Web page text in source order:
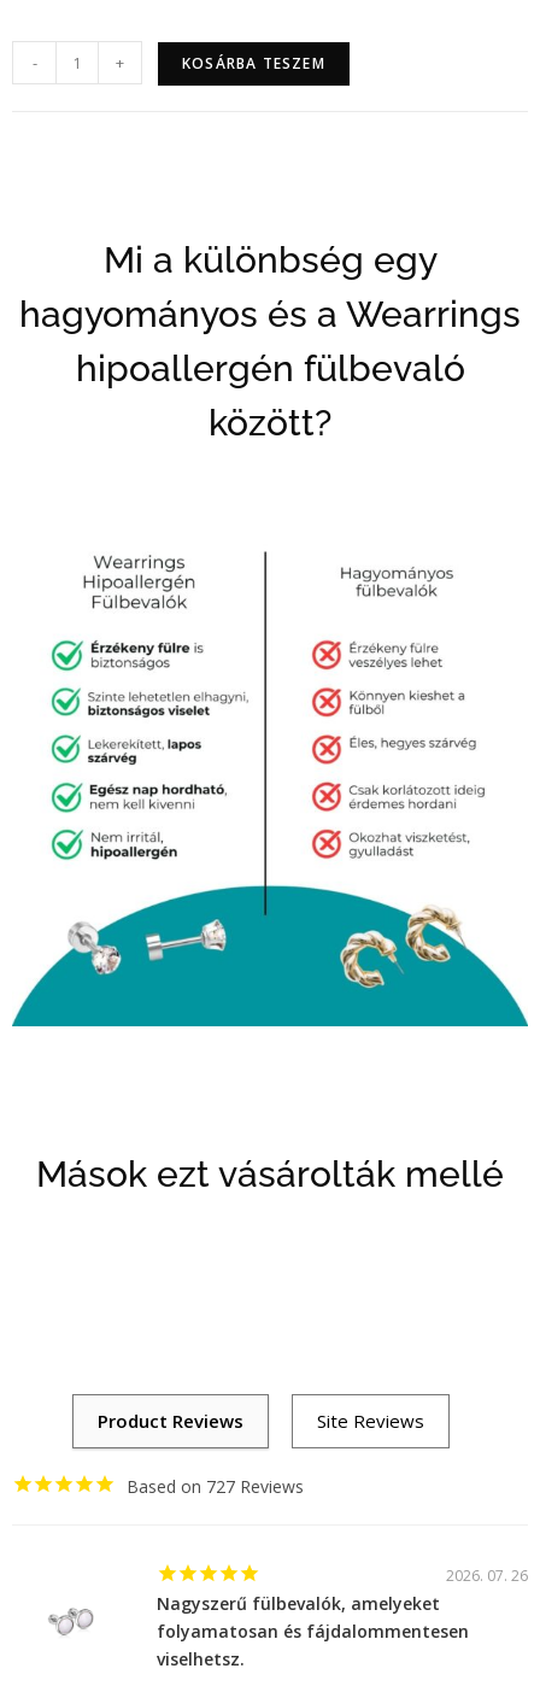
- + KOSÁRBA TESZEM
Mi a különbség egy
hagyományos és a Wearrings
hipoallergén fülbevaló
között?
Mások ezt vásárolták mellé
727
2026. 07. 26
Nagyszerű fülbevalók, amelyeket
folyamatosan és fájdalommentesen
viselhetsz.